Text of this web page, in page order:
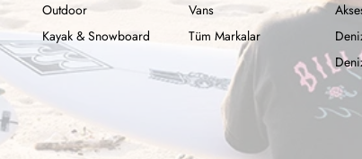
Outdoor
Kayak & Snowboard
Vans
Tüm Markalar